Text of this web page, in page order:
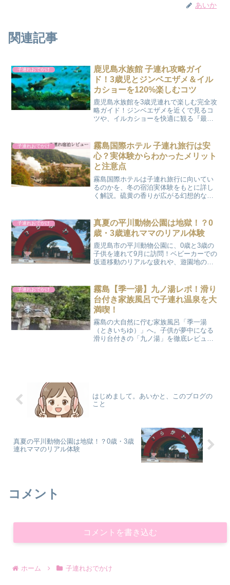
あいか
関連記事
子連れおでかけ
鹿児島水族館 子連れ攻略ガイ
ド！3歳児とジンベエザメ＆イル
カショーを120%楽しむコツ
鹿児島水族館を3歳児連れで楽しむ完全攻
略ガイド！ジンベエザメを近くで見るコ
ツや、イルカショーを快適に観る『最上
マ目線のリアルな口コミを凝縮しまし
た。
子連れおでかけ
霧島国際ホテル 子連れ旅行は安
心？実体験からわかったメリット
と注意点
霧島国際ホテルは子連れ旅行に向いてい
るのかを、冬の宿泊実体験をもとに詳し
く解説。硫黄の香りが広がる幻想的な温
ットとデメリットの両面から予約前に判
断できる内容です。
子連れおでかけ
真夏の平川動物公園は地獄！？0
歳・3歳連れママのリアル体験
鹿児島市の平川動物公園に、0歳と3歳の
子供を連れて9月に訪問！ベビーカーでの
坂道移動のリアルな疲れや、遊園地の観
状況や暑さ対策の持ち物リストも必見。
これさえ読めば子連れ平川動物公園の攻
略はバッチリです！
子連れおでかけ
霧島【季一湯】九ノ湯レポ！滑り
台付き家族風呂で子連れ温泉を大
満喫！
霧島の大自然に佇む家族風呂「季一湯
（ときいちゆ）」へ。子供が夢中になる
滑り台付きの「九ノ湯」を徹底レビュ
はじめまして。あいかと、このブログの
こと
真夏の平川動物公園は地獄！？0歳・3歳
連れママのリアル体験
コメント
コメントを書き込む
ホーム 子連れおでかけ